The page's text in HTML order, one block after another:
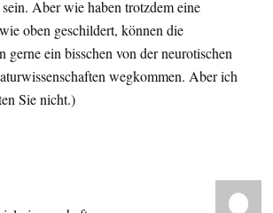
Aber wie haben trotzdem eine
oben geschildert, können die
gerne ein bisschen von der neurotischen
wegkommen. Aber ich
Sie nicht.)